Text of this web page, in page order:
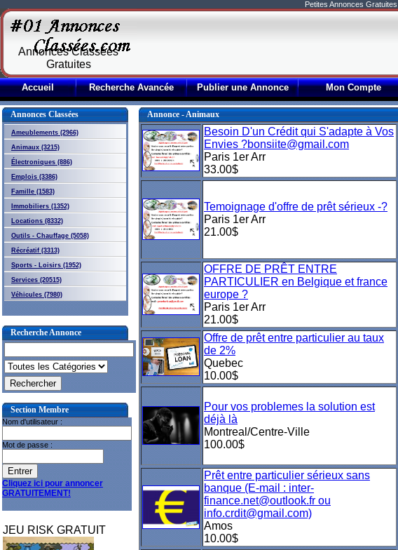
Petites Annonces
Annonces Classées
Gratuites
Accueil Recherche Avancée Publier une Annonce Mon Compte
Annonces Classées
Ameublements (2966)
Animaux (3215)
Électroniques (886)
Emplois (3386)
Famille (1583)
Immobiliers (1352)
Locations (8332)
Outils - Chauffage (5058)
Récréatif (3313)
Sports - Loisirs (1952)
Services (20515)
Véhicules (7980)
Recherche Annonce
Section Membre
Nom d'utilisateur :
Mot de passe :
Cliquez ici pour annoncer
GRATUITEMENT!
JEU RISK GRATUIT
Annonce - Animaux
Besoin D'un Crédit qui S'adapte à Vos
Envies ?bonsiite@gmail.com
Paris 1er Arr
33.00$
Temoignage d'offre de prêt sérieux -?
Paris 1er Arr
21.00$
OFFRE DE PRÊT ENTRE
PARTICULIER en Belgique et france
europe ?
Paris 1er Arr
21.00$
Offre de prêt entre particulier au taux
de 2%
Quebec
10.00$
Pour vos problemes la solution est
déjà là
Montreal/Centre-Ville
100.00$
Prêt entre particulier sérieux sans
banque (E-mail : inter-
finance.net@outlook.fr ou
info.crdit@gmail.com)
Amos
10.00$